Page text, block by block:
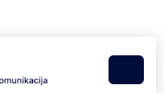
Menu